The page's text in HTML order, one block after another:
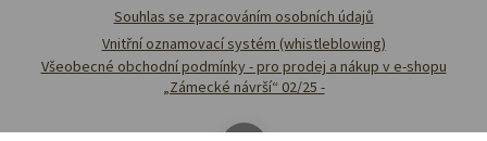
Souhlas se zpracováním osobních údajů
Vnitřní oznamovací systém (whistleblowing)
Všeobecné obchodní podmínky - pro prodej a nákup v e-shopu
„Zámecké návrší“ 02/25 -